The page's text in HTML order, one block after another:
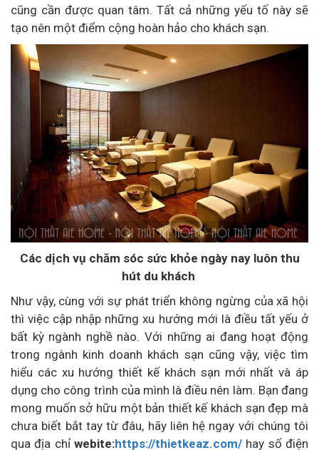
cũng cần được quan tâm. Tất cả những yếu tố này sẽ
tạo nên một điểm cộng hoàn hảo cho khách sạn.
Các dịch vụ chăm sóc sức khỏe ngày nay luôn thu
hút du khách
Như vậy, cùng với sự phát triển không ngừng của xã hội
thì việc cập nhập những xu hướng mới là điều tất yếu ở
bất kỳ ngành nghề nào. Với những ai đang hoạt động
trong ngành kinh doanh khách sạn cũng vậy, việc tìm
hiểu các xu hướng thiết kế khách sạn mới nhất và áp
dụng cho công trình của mình là điều nên làm. Bạn đang
mong muốn sở hữu một bản thiết kế khách sạn đẹp mà
chưa biết bắt tay từ đâu, hãy liên hệ ngay với chúng tôi
qua địa chỉ webite:https://thietkeaz.com/ hay số điện